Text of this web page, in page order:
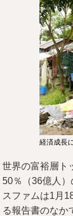
経済成長
世界の富裕層ト
50％（36億人
スファムは1月
る報告書のなか